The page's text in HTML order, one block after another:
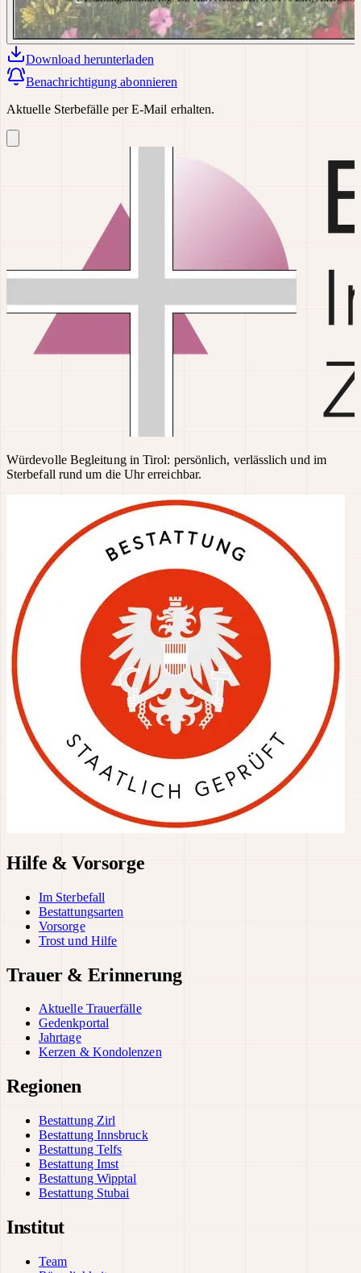
Download herunterladen
Benachrichtigung abonnieren
Aktuelle Sterbefälle per E-Mail erhalten.
Würdevolle Begleitung in Tirol: persönlich, verlässlich und im
Sterbefall rund um die Uhr erreichbar.
Hilfe & Vorsorge
Im Sterbefall
Bestattungsarten
Vorsorge
Trost und Hilfe
Trauer & Erinnerung
Aktuelle Trauerfälle
Gedenkportal
Jahrtage
Kerzen & Kondolenzen
Regionen
Bestattung Zirl
Bestattung Innsbruck
Bestattung Telfs
Bestattung Imst
Bestattung Wipptal
Bestattung Stubai
Institut
Team